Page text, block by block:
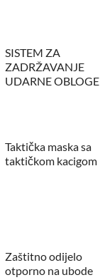
SISTEM ZA
ZADRŽAVANJE
UDARNE OBLOGE
Taktička maska sa
taktičkom kacigom
Zaštitno odijelo
otporno na ubode